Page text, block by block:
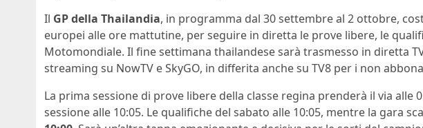
Il GP della Thailandia, in programma dal 30 settembre al 2 ottobre,
europei alle ore mattutine, per seguire in diretta le prove libere, le
Motomondiale. Il fine settimana thailandese sarà trasmesso in diretta
streaming su NowTV e SkyGO, in differita anche su TV8 per i non
La prima sessione di prove libere della classe regina prenderà il via alle
sessione alle 10:05. Le qualifiche del sabato alle 10:05, mentre la gara